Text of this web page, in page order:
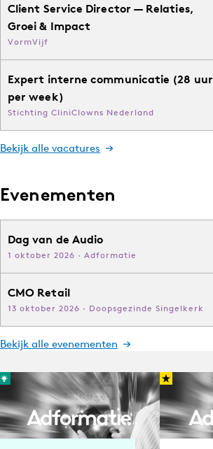
Client Service Director — Relaties,
Groei & Impact
VormVijf
Expert interne communicatie (28 uur
per week)
Stichting CliniClowns Nederland
Bekijk alle vacatures
Evenementen
Dag van de Audio
1 oktober 2026 · Adformatie
CMO Retail
13 oktober 2026 · Doopsgezinde Singelkerk
Bekijk alle evenementen